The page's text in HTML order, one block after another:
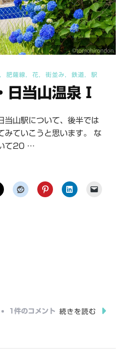
肥薩線 花 街並み 鉄道 駅
日当山温泉Ⅰ
当山駅について、後半では
みていこうと思います。 な
て20 …
日
1件のコメント 続きを読む